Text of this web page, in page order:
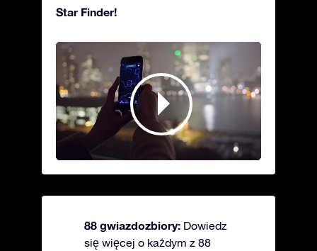
Star Finder!
88 gwiazdozbiory: Dowiedz
się więcej o każdym z 88